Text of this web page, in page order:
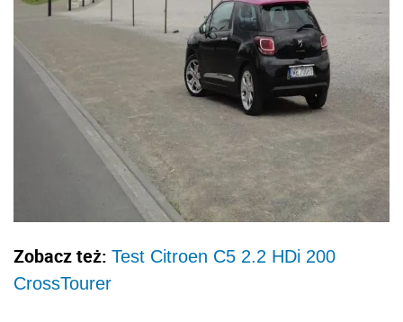
Zobacz też: Test Citroen C5 2.2 HDi 200
CrossTourer